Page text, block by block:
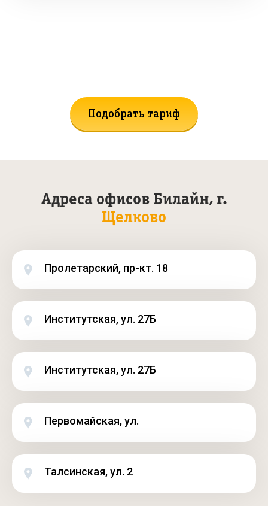
Подобрать тариф
Адреса офисов Билайн, г.
Щелково
Пролетарский, пр-кт. 18
Институтская, ул. 27Б
Институтская, ул. 27Б
Первомайская, ул.
Талсинская, ул. 2